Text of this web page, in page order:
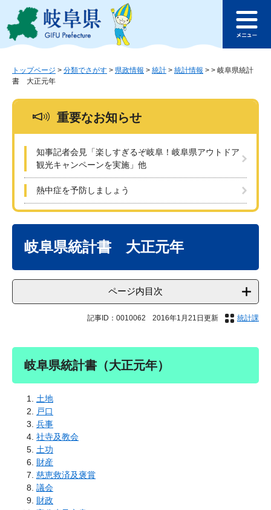
ジ
ュ
このページの本文へ
ュ
トップページ > 分類でさがす > 県政情報 > 統計 > 統計情報 > > 岐阜県統計
書 大正元年
重要なお知らせ
知事記者会見「楽しすぎるぞ岐阜！岐阜県アウトドア
観光キャンペーンを実施」他
熱中症を予防しましょう
岐阜県統計書 大正元年
ページ内目次
記事ID：0010062 2016年1月21日更新 統計課
岐阜県統計書（大正元年）
土地
戸口
兵事
社寺及教会
土功
財産
慈恵救済及褒賞
議会
財政